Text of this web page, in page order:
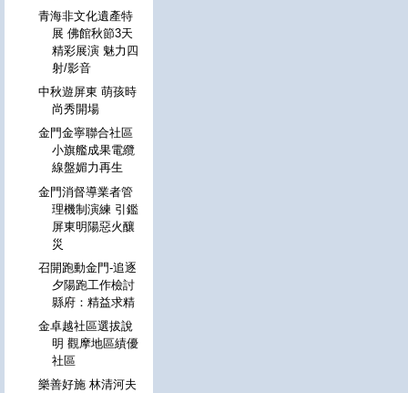
青海非文化遺產特
展 佛館秋節3天
精彩展演 魅力四
射/影音
中秋遊屏東 萌孩時
尚秀開場
金門金寧聯合社區
小旗艦成果電纜
線盤媚力再生
金門消督導業者管
理機制演練 引鑑
屏東明陽惡火釀
災
召開跑動金門-追逐
夕陽跑工作檢討
縣府：精益求精
金卓越社區選拔說
明 觀摩地區績優
社區
樂善好施 林清河夫